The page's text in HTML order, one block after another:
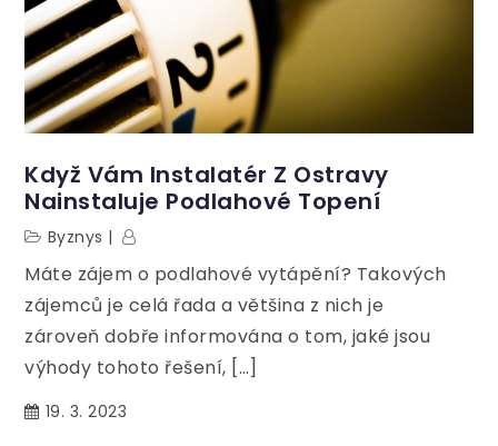
Když Vám Instalatér Z Ostravy
Nainstaluje Podlahové Topení
Byznys
Máte zájem o podlahové vytápění? Takových
zájemců je celá řada a většina z nich je
zároveň dobře informována o tom, jaké jsou
výhody tohoto řešení, […]
19. 3. 2023